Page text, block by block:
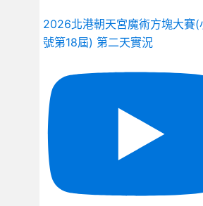
2026北港朝天宮魔術方塊大賽(
號第18屆) 第二天實況